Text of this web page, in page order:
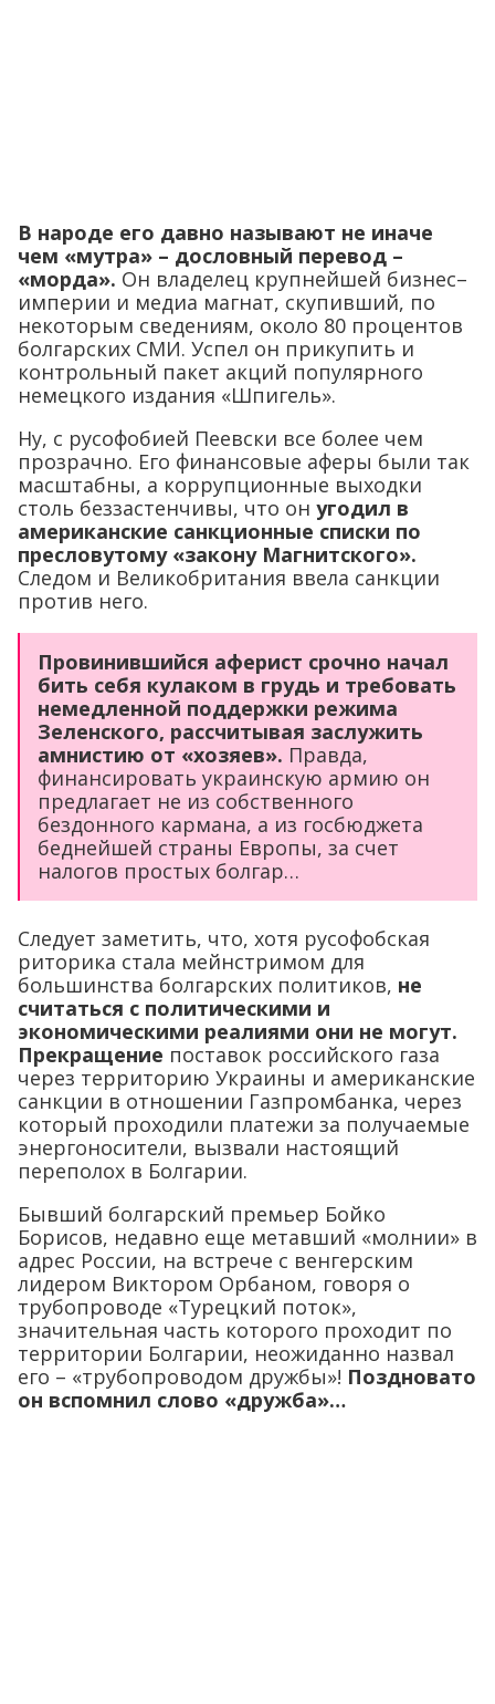
В народе его давно называют не иначе
чем «мутра» – дословный перевод –
«морда». Он владелец крупнейшей бизнес–
империи и медиа магнат, скупивший, по
некоторым сведениям, около 80 процентов
болгарских СМИ. Успел он прикупить и
контрольный пакет акций популярного
немецкого издания «Шпигель».
Ну, с русофобией Пеевски все более чем
прозрачно. Его финансовые аферы были так
масштабны, а коррупционные выходки
столь беззастенчивы, что он угодил в
американские санкционные списки по
пресловутому «закону Магнитского».
Следом и Великобритания ввела санкции
против него.
Провинившийся аферист срочно начал
бить себя кулаком в грудь и требовать
немедленной поддержки режима
Зеленского, рассчитывая заслужить
амнистию от «хозяев». Правда,
финансировать украинскую армию он
предлагает не из собственного
бездонного кармана, а из госбюджета
беднейшей страны Европы, за счет
налогов простых болгар…
Следует заметить, что, хотя русофобская
риторика стала мейнстримом для
большинства болгарских политиков, не
считаться с политическими и
экономическими реалиями они не могут.
Прекращение поставок российского газа
через территорию Украины и американские
санкции в отношении Газпромбанка, через
который проходили платежи за получаемые
энергоносители, вызвали настоящий
переполох в Болгарии.
Бывший болгарский премьер Бойко
Борисов, недавно еще метавший «молнии» в
адрес России, на встрече с венгерским
лидером Виктором Орбаном, говоря о
трубопроводе «Турецкий поток»,
значительная часть которого проходит по
территории Болгарии, неожиданно назвал
его – «трубопроводом дружбы»! Поздновато
он вспомнил слово «дружба»…